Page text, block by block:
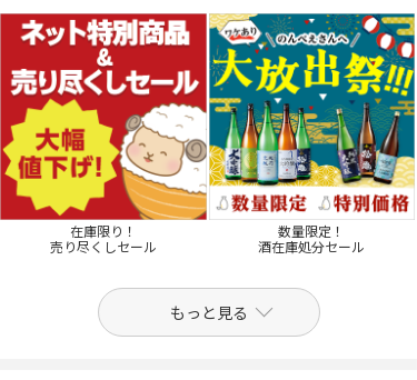
在庫限り！
売り尽くしセール
数量限定！
酒在庫処分セール
もっと見る